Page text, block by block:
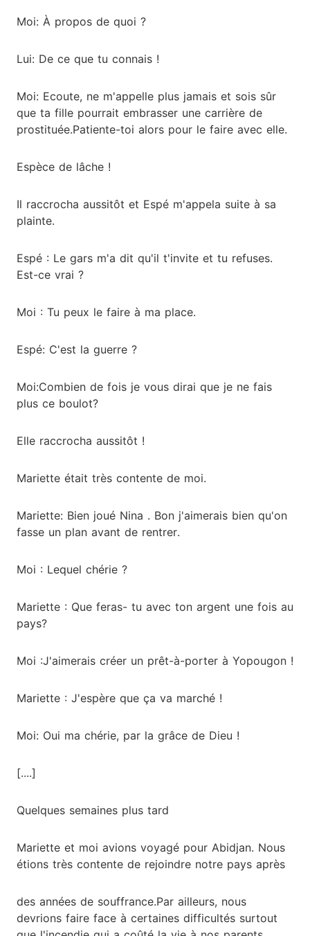
Moi: À propos de quoi ?
Lui: De ce que tu connais !
Moi: Ecoute, ne m'appelle plus jamais et sois sûr
que ta fille pourrait embrasser une carrière de
prostituée.Patiente-toi alors pour le faire avec elle.
Espèce de lâche !
Il raccrocha aussitôt et Espé m'appela suite à sa
plainte.
Espé : Le gars m'a dit qu'il t'invite et tu refuses.
Est-ce vrai ?
Moi : Tu peux le faire à ma place.
Espé: C'est la guerre ?
Moi:Combien de fois je vous dirai que je ne fais
plus ce boulot?
Elle raccrocha aussitôt !
Mariette était très contente de moi.
Mariette: Bien joué Nina . Bon j'aimerais bien qu'on
fasse un plan avant de rentrer.
Moi : Lequel chérie ?
Mariette : Que feras- tu avec ton argent une fois au
pays?
Moi :J'aimerais créer un prêt-à-porter à Yopougon !
Mariette : J'espère que ça va marché !
Moi: Oui ma chérie, par la grâce de Dieu !
[....]
Quelques semaines plus tard
Mariette et moi avions voyagé pour Abidjan. Nous
étions très contente de rejoindre notre pays après
des années de souffrance.Par ailleurs, nous
devrions faire face à certaines difficultés surtout